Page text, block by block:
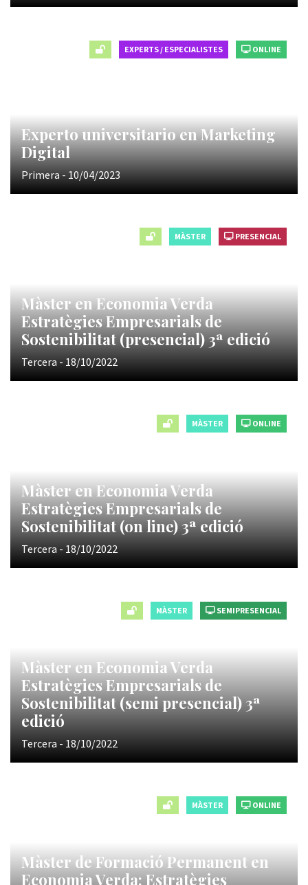
EXPERTS / ESPECIALISTES ONLINE
Experto universitario en Marketing
Digital
Primera - 10/04/2023
MÀSTER PRESENCIAL
Màster en Economia Verda
Estratègies Empresarials de
Sostenibilitat (presencial) 3ª edició
Tercera - 18/10/2022
MÀSTER ONLINE
Màster en Economia Verda
Estratègies Empresarials de
Sostenibilitat (on line) 3ª edició
Tercera - 18/10/2022
MÀSTER SEMIPRESENCIAL
Màster en Economia Verda
Estratègies Empresarials de
Sostenibilitat (semi presencial) 3ª
edició
Tercera - 18/10/2022
MÀSTER ONLINE
Màster de Formació Permanent en
Economia Verda: Estratègies